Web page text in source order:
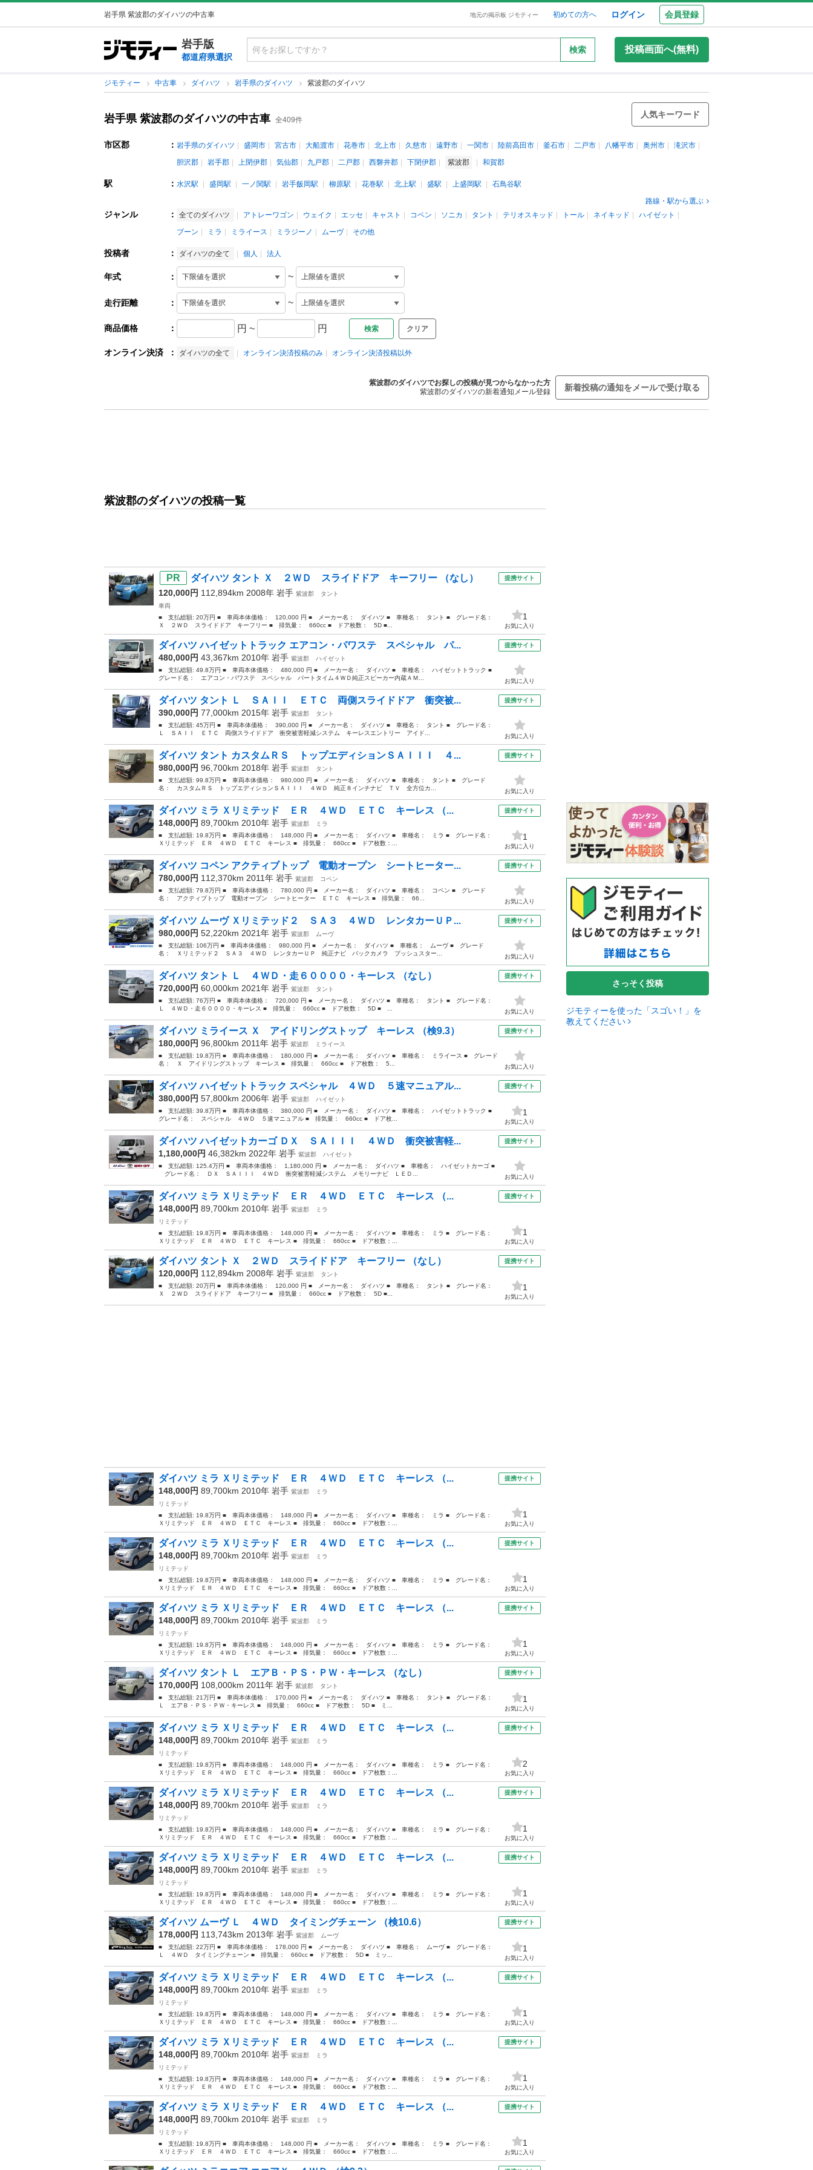
岩手県 紫波郡のダイハツの中古車 地元の掲示板 ジモティー 初めての方へ ログイン 会員登録
岩手版
都道府県選択
検索 投稿画面へ(無料)
ジモティー 中古車 ダイハツ 岩手県のダイハツ 紫波郡のダイハツ
岩手県 紫波郡のダイハツの中古車 全409件
人気キーワード
市区郡 ： 岩手県のダイハツ 盛岡市 宮古市 大船渡市 花巻市 北上市 久慈市 遠野市 一関市 陸前高田市 釜石市 二戸市 八幡平市 奥州市
滝沢市
胆沢郡
岩手郡 上閉伊郡 気仙郡 九戸郡 二戸郡 西磐井郡 下閉伊郡 紫波郡 和賀郡
駅 ： 水沢駅 盛岡駅 一ノ関駅 岩手飯岡駅 柳原駅 花巻駅 北上駅 盛駅 上盛岡駅
石鳥谷駅
路線・駅から選ぶ
ジャンル ： 全てのダイハツ アトレーワゴン ウェイク エッセ キャスト コペン ソニカ タント テリオスキッド トール ネイキッド
ハイゼット
ブーン
ミラ ミライース ミラジーノ ムーヴ その他
投稿者 ： ダイハツの全て 個人 法人
年式 ： ~
走行距離 ： ~
商品価格 ： 円 ~ 円 クリア
オンライン決済 ： ダイハツの全て オンライン決済投稿のみ オンライン決済投稿以外
紫波郡のダイハツでお探しの投稿が見つからなかった方
紫波郡のダイハツの新着通知メール登録
新着投稿の通知をメールで受け取る
紫波郡のダイハツの投稿一覧
ダイハツ タント Ｘ ２ＷＤ スライドドア キーフリー （なし）
120,000円 112,894km 2008年 岩手 紫波郡
タント
車両
■ 支払総額: 20万円 ■ 車両本体価格： 120,000 円 ■ メーカー名： ダイハツ ■ 車種名： タント ■ グレード名：
Ｘ ２ＷＤ スライドドア キーフリー ■ 排気量： 660cc ■ ドア枚数： 5D ■...
提携サイト
1
お気に入り
ダイハツ ハイゼットトラック エアコン・パワステ スペシャル パ...
480,000円 43,367km 2010年 岩手 紫波郡
ハイゼット
■ 支払総額: 49.8万円 ■ 車両本体価格： 480,000 円 ■ メーカー名： ダイハツ ■ 車種名： ハイゼットトラック ■
グレード名： エアコン・パワステ スペシャル パートタイム４ＷＤ純正スピーカー内蔵ＡＭ...
提携サイト
お気に入り
ダイハツ タント Ｌ ＳＡＩＩ ＥＴＣ 両側スライドドア 衝突被...
390,000円 77,000km 2015年 岩手 紫波郡
タント
■ 支払総額: 45万円 ■ 車両本体価格： 390,000 円 ■ メーカー名： ダイハツ ■ 車種名： タント ■ グレード名：
Ｌ ＳＡＩＩ ＥＴＣ 両側スライドドア 衝突被害軽減システム キーレスエントリー アイド...
提携サイト
お気に入り
ダイハツ タント カスタムＲＳ トップエディションＳＡＩＩＩ ４...
980,000円 96,700km 2018年 岩手 紫波郡
タント
■ 支払総額: 99.8万円 ■ 車両本体価格： 980,000 円 ■ メーカー名： ダイハツ ■ 車種名： タント ■ グレード
名： カスタムＲＳ トップエディションＳＡＩＩＩ ４ＷＤ 純正８インチナビ ＴＶ 全方位カ...
提携サイト
お気に入り
ダイハツ ミラ Ｘリミテッド ＥＲ ４ＷＤ ＥＴＣ キーレス （...
148,000円 89,700km 2010年 岩手 紫波郡
ミラ
■ 支払総額: 19.8万円 ■ 車両本体価格： 148,000 円 ■ メーカー名： ダイハツ ■ 車種名： ミラ ■ グレード名：
Ｘリミテッド ＥＲ ４ＷＤ ＥＴＣ キーレス ■ 排気量： 660cc ■ ドア枚数：...
提携サイト
1
お気に入り
ダイハツ コペン アクティブトップ 電動オープン シートヒーター...
780,000円 112,370km 2011年 岩手 紫波郡
コペン
■ 支払総額: 79.8万円 ■ 車両本体価格： 780,000 円 ■ メーカー名： ダイハツ ■ 車種名： コペン ■ グレード
名： アクティブトップ 電動オープン シートヒーター ＥＴＣ キーレス ■ 排気量： 66...
提携サイト
お気に入り
ダイハツ ムーヴ Ｘリミテッド２ ＳＡ３ ４ＷＤ レンタカーＵＰ...
980,000円 52,220km 2021年 岩手 紫波郡
ムーヴ
■ 支払総額: 106万円 ■ 車両本体価格： 980,000 円 ■ メーカー名： ダイハツ ■ 車種名： ムーヴ ■ グレード
名： Ｘリミテッド２ ＳＡ３ ４ＷＤ レンタカーＵＰ 純正ナビ バックカメラ プッシュスター...
提携サイト
お気に入り
ダイハツ タント Ｌ ４ＷＤ・走６００００・キーレス （なし）
720,000円 60,000km 2021年 岩手 紫波郡
タント
■ 支払総額: 76万円 ■ 車両本体価格： 720,000 円 ■ メーカー名： ダイハツ ■ 車種名： タント ■ グレード名：
Ｌ ４ＷＤ・走６００００・キーレス ■ 排気量： 660cc ■ ドア枚数： 5D ■ ...
提携サイト
お気に入り
ダイハツ ミライース Ｘ アイドリングストップ キーレス （検9.3）
180,000円 96,800km 2011年 岩手 紫波郡
ミライース
■ 支払総額: 19.8万円 ■ 車両本体価格： 180,000 円 ■ メーカー名： ダイハツ ■ 車種名： ミライース ■ グレード
名： Ｘ アイドリングストップ キーレス ■ 排気量： 660cc ■ ドア枚数： 5...
提携サイト
お気に入り
ダイハツ ハイゼットトラック スペシャル ４ＷＤ ５速マニュアル...
380,000円 57,800km 2006年 岩手 紫波郡
ハイゼット
■ 支払総額: 39.8万円 ■ 車両本体価格： 380,000 円 ■ メーカー名： ダイハツ ■ 車種名： ハイゼットトラック ■
グレード名： スペシャル ４ＷＤ ５速マニュアル ■ 排気量： 660cc ■ ドア枚...
提携サイト
1
お気に入り
ダイハツ ハイゼットカーゴ ＤＸ ＳＡＩＩＩ ４ＷＤ 衝突被害軽...
1,180,000円 46,382km 2022年 岩手 紫波郡
ハイゼット
■ 支払総額: 125.4万円 ■ 車両本体価格： 1,180,000 円 ■ メーカー名： ダイハツ ■ 車種名： ハイゼットカーゴ ■
グレード名： ＤＸ ＳＡＩＩＩ ４ＷＤ 衝突被害軽減システム メモリーナビ ＬＥＤ...
提携サイト
お気に入り
ダイハツ ミラ Ｘリミテッド ＥＲ ４ＷＤ ＥＴＣ キーレス （...
148,000円 89,700km 2010年 岩手 紫波郡
ミラ
リミテッド
■ 支払総額: 19.8万円 ■ 車両本体価格： 148,000 円 ■ メーカー名： ダイハツ ■ 車種名： ミラ ■ グレード名：
Ｘリミテッド ＥＲ ４ＷＤ ＥＴＣ キーレス ■ 排気量： 660cc ■ ドア枚数：...
提携サイト
1
お気に入り
ダイハツ タント Ｘ ２ＷＤ スライドドア キーフリー （なし）
120,000円 112,894km 2008年 岩手 紫波郡
タント
■ 支払総額: 20万円 ■ 車両本体価格： 120,000 円 ■ メーカー名： ダイハツ ■ 車種名： タント ■ グレード名：
Ｘ ２ＷＤ スライドドア キーフリー ■ 排気量： 660cc ■ ドア枚数： 5D ■...
提携サイト
1
お気に入り
ダイハツ ミラ Ｘリミテッド ＥＲ ４ＷＤ ＥＴＣ キーレス （...
148,000円 89,700km 2010年 岩手 紫波郡
ミラ
リミテッド
■ 支払総額: 19.8万円 ■ 車両本体価格： 148,000 円 ■ メーカー名： ダイハツ ■ 車種名： ミラ ■ グレード名：
Ｘリミテッド ＥＲ ４ＷＤ ＥＴＣ キーレス ■ 排気量： 660cc ■ ドア枚数：...
提携サイト
1
お気に入り
ダイハツ ミラ Ｘリミテッド ＥＲ ４ＷＤ ＥＴＣ キーレス （...
148,000円 89,700km 2010年 岩手 紫波郡
ミラ
リミテッド
■ 支払総額: 19.8万円 ■ 車両本体価格： 148,000 円 ■ メーカー名： ダイハツ ■ 車種名： ミラ ■ グレード名：
Ｘリミテッド ＥＲ ４ＷＤ ＥＴＣ キーレス ■ 排気量： 660cc ■ ドア枚数：...
提携サイト
1
お気に入り
ダイハツ ミラ Ｘリミテッド ＥＲ ４ＷＤ ＥＴＣ キーレス （...
148,000円 89,700km 2010年 岩手 紫波郡
ミラ
リミテッド
■ 支払総額: 19.8万円 ■ 車両本体価格： 148,000 円 ■ メーカー名： ダイハツ ■ 車種名： ミラ ■ グレード名：
Ｘリミテッド ＥＲ ４ＷＤ ＥＴＣ キーレス ■ 排気量： 660cc ■ ドア枚数：...
提携サイト
1
お気に入り
ダイハツ タント Ｌ エアＢ・ＰＳ・ＰＷ・キーレス （なし）
170,000円 108,000km 2011年 岩手 紫波郡
タント
■ 支払総額: 21万円 ■ 車両本体価格： 170,000 円 ■ メーカー名： ダイハツ ■ 車種名： タント ■ グレード名：
Ｌ エアＢ・ＰＳ・ＰＷ・キーレス ■ 排気量： 660cc ■ ドア枚数： 5D ■ ミ...
提携サイト
1
お気に入り
ダイハツ ミラ Ｘリミテッド ＥＲ ４ＷＤ ＥＴＣ キーレス （...
148,000円 89,700km 2010年 岩手 紫波郡
ミラ
リミテッド
■ 支払総額: 19.8万円 ■ 車両本体価格： 148,000 円 ■ メーカー名： ダイハツ ■ 車種名： ミラ ■ グレード名：
Ｘリミテッド ＥＲ ４ＷＤ ＥＴＣ キーレス ■ 排気量： 660cc ■ ドア枚数：...
提携サイト
2
お気に入り
ダイハツ ミラ Ｘリミテッド ＥＲ ４ＷＤ ＥＴＣ キーレス （...
148,000円 89,700km 2010年 岩手 紫波郡
ミラ
リミテッド
■ 支払総額: 19.8万円 ■ 車両本体価格： 148,000 円 ■ メーカー名： ダイハツ ■ 車種名： ミラ ■ グレード名：
Ｘリミテッド ＥＲ ４ＷＤ ＥＴＣ キーレス ■ 排気量： 660cc ■ ドア枚数：...
提携サイト
1
お気に入り
ダイハツ ミラ Ｘリミテッド ＥＲ ４ＷＤ ＥＴＣ キーレス （...
148,000円 89,700km 2010年 岩手 紫波郡
ミラ
リミテッド
■ 支払総額: 19.8万円 ■ 車両本体価格： 148,000 円 ■ メーカー名： ダイハツ ■ 車種名： ミラ ■ グレード名：
Ｘリミテッド ＥＲ ４ＷＤ ＥＴＣ キーレス ■ 排気量： 660cc ■ ドア枚数：...
提携サイト
1
お気に入り
ダイハツ ムーヴ Ｌ ４ＷＤ タイミングチェーン （検10.6）
178,000円 113,743km 2013年 岩手 紫波郡
ムーヴ
■ 支払総額: 22万円 ■ 車両本体価格： 178,000 円 ■ メーカー名： ダイハツ ■ 車種名： ムーヴ ■ グレード名：
Ｌ ４ＷＤ タイミングチェーン ■ 排気量： 660cc ■ ドア枚数： 5D ■ ミッ...
提携サイト
1
お気に入り
ダイハツ ミラ Ｘリミテッド ＥＲ ４ＷＤ ＥＴＣ キーレス （...
148,000円 89,700km 2010年 岩手 紫波郡
ミラ
リミテッド
■ 支払総額: 19.8万円 ■ 車両本体価格： 148,000 円 ■ メーカー名： ダイハツ ■ 車種名： ミラ ■ グレード名：
Ｘリミテッド ＥＲ ４ＷＤ ＥＴＣ キーレス ■ 排気量： 660cc ■ ドア枚数：...
提携サイト
1
お気に入り
ダイハツ ミラ Ｘリミテッド ＥＲ ４ＷＤ ＥＴＣ キーレス （...
148,000円 89,700km 2010年 岩手 紫波郡
ミラ
リミテッド
■ 支払総額: 19.8万円 ■ 車両本体価格： 148,000 円 ■ メーカー名： ダイハツ ■ 車種名： ミラ ■ グレード名：
Ｘリミテッド ＥＲ ４ＷＤ ＥＴＣ キーレス ■ 排気量： 660cc ■ ドア枚数：...
提携サイト
1
お気に入り
ダイハツ ミラ Ｘリミテッド ＥＲ ４ＷＤ ＥＴＣ キーレス （...
148,000円 89,700km 2010年 岩手 紫波郡
ミラ
リミテッド
■ 支払総額: 19.8万円 ■ 車両本体価格： 148,000 円 ■ メーカー名： ダイハツ ■ 車種名： ミラ ■ グレード名：
Ｘリミテッド ＥＲ ４ＷＤ ＥＴＣ キーレス ■ 排気量： 660cc ■ ドア枚数：...
提携サイト
1
お気に入り
さっそく投稿
ジモティーを使った「スゴい！」を
教えてください